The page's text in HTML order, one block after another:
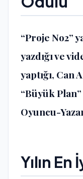
“Proje No2”
yazdığı ve
yaptığı, Can
“Büyük
Oyuncu-
Yılın